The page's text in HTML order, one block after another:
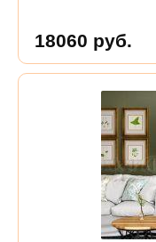
18060 руб.